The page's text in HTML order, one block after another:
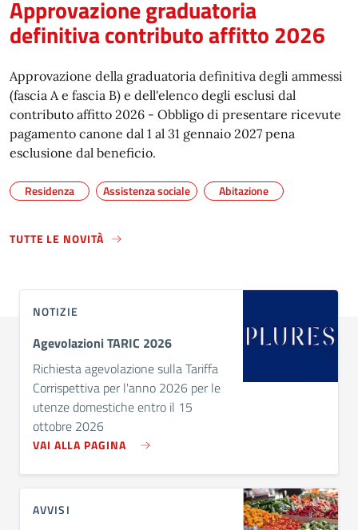
Approvazione graduatoria
definitiva contributo affitto 2026
Approvazione della graduatoria definitiva degli ammessi
(fascia A e fascia B) e dell'elenco degli esclusi dal
contributo affitto 2026 - Obbligo di presentare ricevute
pagamento canone dal 1 al 31 gennaio 2027 pena
esclusione dal beneficio.
Residenza Assistenza sociale Abitazione
TUTTE LE NOVITÀ
NOTIZIE
Agevolazioni TARIC 2026
Richiesta agevolazione sulla Tariffa
Corrispettiva per l'anno 2026 per le
utenze domestiche entro il 15
ottobre 2026
VAI ALLA PAGINA
AVVISI